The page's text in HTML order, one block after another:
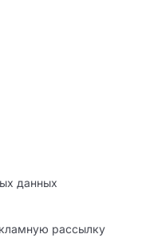
данных
рассылку